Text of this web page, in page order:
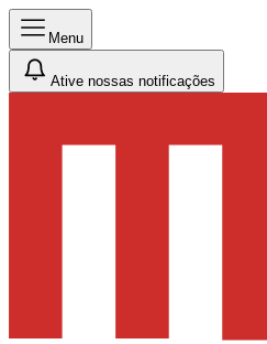
Menu
Ative nossas notificações